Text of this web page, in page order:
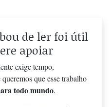
de ler foi útil
apoiar
exige tempo,
que esse trabalho
todo mundo.